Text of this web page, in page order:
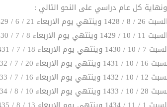
كل عام دراسي على النحو التالي :